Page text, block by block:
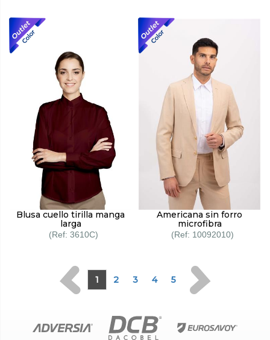
Blusa cuello tirilla manga
larga
3610C
Americana sin forro
microfibra
10092010
1 2 3 4 5